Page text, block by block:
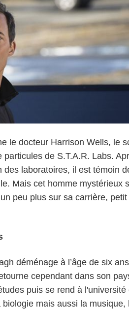
le docteur Harrison Wells, le
particules de S.T.A.R. Labs.
des laboratoires, il est témoin
Mais cet homme mystérieux
peu plus sur sa carrière,
déménage à l’âge de six
cependant dans son
puis se rend à
mais aussi la musique,